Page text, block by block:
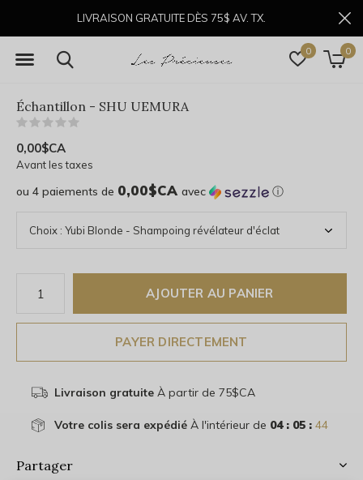
0 0
LIVRAISON GRATUITE DÈS 75$ AV. TX.
Échantillon - SHU UEMURA
0,00$CA
Avant les taxes
ou 4 paiements de 0,00$CA avec ⓘ
AJOUTER AU PANIER
PAYER DIRECTEMENT
Livraison gratuiteÀ partir de 75$CA
Votre colis sera expédiéÀ l'intérieur de 04 : 05 : 44
Partager